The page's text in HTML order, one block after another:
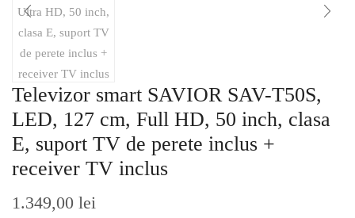
Televizor smart SAVIOR SAV-T50S,
LED, 127 cm, Full HD, 50 inch, clasa
E, suport TV de perete inclus +
receiver TV inclus
1.349,00 lei